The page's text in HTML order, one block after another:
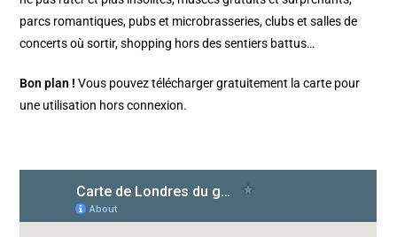
parcs romantiques, pubs et microbrasseries, clubs et salles de
concerts où sortir, shopping hors des sentiers battus…
Bon plan !Vous pouvez télécharger gratuitement la carte pour
une utilisation hors connexion.